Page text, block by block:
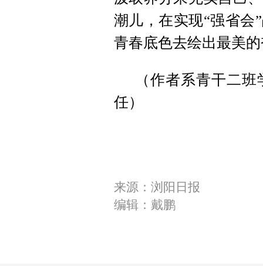
潮儿，在实现“强省会
青春底色去绘出最美
（作者系青干二
任）
来源：浏阳日报
编辑：戴鹏